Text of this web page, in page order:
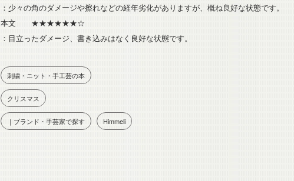
：少々の角のダメージや擦れなどの経年劣化がありますが、概ね良好な状態です。
本文 ★★★★★★☆
：目立ったダメージ、書き込みはなく良好な状態です。
刺繍・ニット・手工芸の本
クリスマス
｜ブランド・手芸家で探す Himmeli